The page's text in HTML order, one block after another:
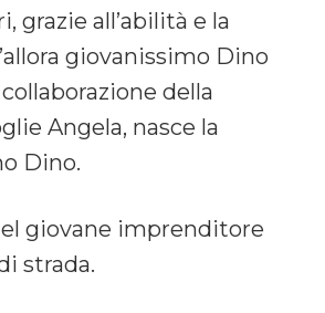
grazie all’abilità e la
giovanissimo Dino
della
Angela, nasce la
Dino.
giovane imprenditore
strada.